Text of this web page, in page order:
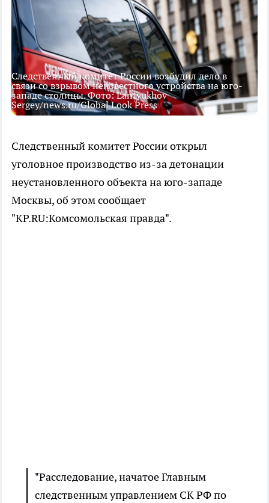
Следственный комитет России возбудил дело в
связи со взрывом неизвестного устройства на юго-
западе столицы. Фото: Lantyukhov
Sergey/news.ru/Global Look Press
Следственный комитет России открыл
уголовное производство из-за детонации
неустановленного объекта на юго-западе
Москвы, об этом сообщает
"KP.RU:Комсомольская правда".
"Расследование, начатое Главным
следственным управлением СК РФ по